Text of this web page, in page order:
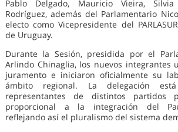
Pablo Delgado, Mauricio Vieira,
Rodríguez, además del Parlamentario
electo como Vicepresidente del
de Uruguay.
Durante la Sesión, presidida por el
Arlindo Chinaglia, los nuevos integrantes
juramento e iniciaron oficialmente su
ámbito regional. La delegación
representantes de distintos partidos
proporcional a la integración del
reflejando así el pluralismo del sistema